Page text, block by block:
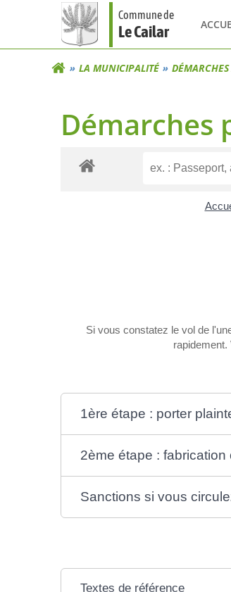
Commune de
Le Cailar
LA MUNICIPALITÉ
Démarches
Si vous constatez le vol de
1ère étape : porter
2ème étape :
Sanctions si vous
Textes de référence